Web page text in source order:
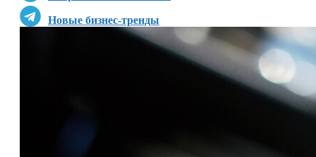
Новые бизнес-тренды